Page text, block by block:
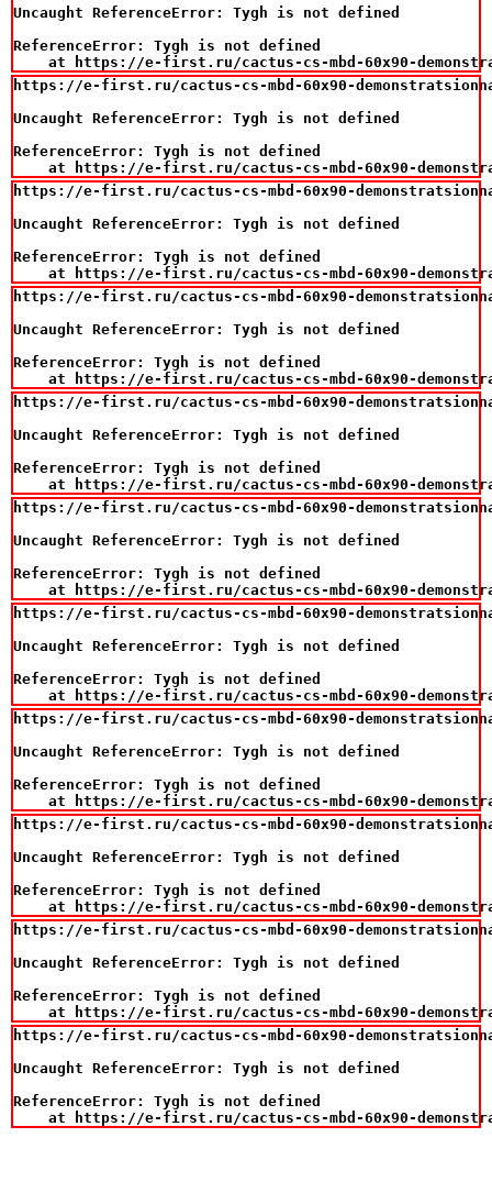
Uncaught ReferenceError: Tygh is not defined
ReferenceError: Tygh is not defined
at https://e-first.ru/cactus-cs-mbd-60x90-
https://e-first.ru/cactus-cs-mbd-60x90-
Uncaught ReferenceError: Tygh is not defined
ReferenceError: Tygh is not defined
at https://e-first.ru/cactus-cs-mbd-60x90-
https://e-first.ru/cactus-cs-mbd-60x90-
Uncaught ReferenceError: Tygh is not defined
ReferenceError: Tygh is not defined
at https://e-first.ru/cactus-cs-mbd-60x90-
https://e-first.ru/cactus-cs-mbd-60x90-
Uncaught ReferenceError: Tygh is not defined
ReferenceError: Tygh is not defined
at https://e-first.ru/cactus-cs-mbd-60x90-
https://e-first.ru/cactus-cs-mbd-60x90-
Uncaught ReferenceError: Tygh is not defined
ReferenceError: Tygh is not defined
at https://e-first.ru/cactus-cs-mbd-60x90-
https://e-first.ru/cactus-cs-mbd-60x90-
Uncaught ReferenceError: Tygh is not defined
ReferenceError: Tygh is not defined
at https://e-first.ru/cactus-cs-mbd-60x90-
https://e-first.ru/cactus-cs-mbd-60x90-
Uncaught ReferenceError: Tygh is not defined
ReferenceError: Tygh is not defined
at https://e-first.ru/cactus-cs-mbd-60x90-
https://e-first.ru/cactus-cs-mbd-60x90-
Uncaught ReferenceError: Tygh is not defined
ReferenceError: Tygh is not defined
at https://e-first.ru/cactus-cs-mbd-60x90-
https://e-first.ru/cactus-cs-mbd-60x90-
Uncaught ReferenceError: Tygh is not defined
ReferenceError: Tygh is not defined
at https://e-first.ru/cactus-cs-mbd-60x90-
https://e-first.ru/cactus-cs-mbd-60x90-
Uncaught ReferenceError: Tygh is not defined
ReferenceError: Tygh is not defined
at https://e-first.ru/cactus-cs-mbd-60x90-
https://e-first.ru/cactus-cs-mbd-60x90-
Uncaught ReferenceError: Tygh is not defined
ReferenceError: Tygh is not defined
at https://e-first.ru/cactus-cs-mbd-60x90-